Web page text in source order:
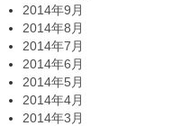
2014年9月
2014年8月
2014年7月
2014年6月
2014年5月
2014年4月
2014年3月